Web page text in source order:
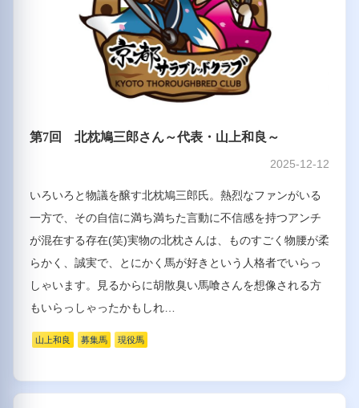
第7回 北枕鳩三郎さん～代表・山上和良～
2025-12-12
いろいろと物議を醸す北枕鳩三郎氏。熱烈なファンがいる
一方で、その自信に満ち満ちた言動に不信感を持つアンチ
が混在する存在(笑)実物の北枕さんは、ものすごく物腰が柔
らかく、誠実で、とにかく馬が好きという人格者でいらっ
しゃいます。見るからに胡散臭い馬喰さんを想像される方
もいらっしゃったかもしれ…
山上和良 募集馬 現役馬